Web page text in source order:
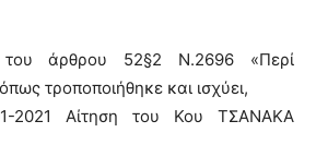
του άρθρου 52§2 Ν.2696 «Περί
τροποποιήθηκε και ισχύει,
2021 Αίτηση του Κου ΤΣΑΝΑΚΑ